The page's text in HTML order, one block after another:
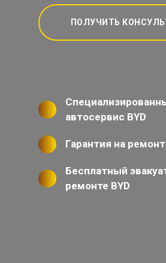
ПОЛУЧИТЬ
автосервис BYD
Гарантия на
Бесплатный
ремонте BYD